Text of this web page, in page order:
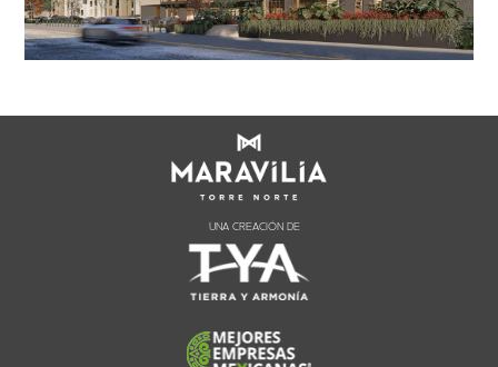
UNA CREACIÓN DE